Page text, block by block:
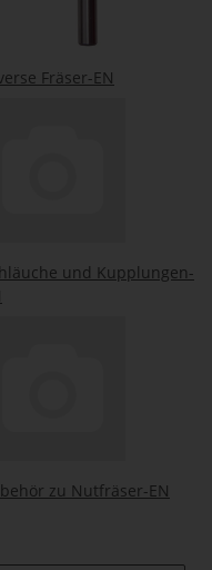
Fräser-EN
und Kupplungen-
zu Nutfräser-EN